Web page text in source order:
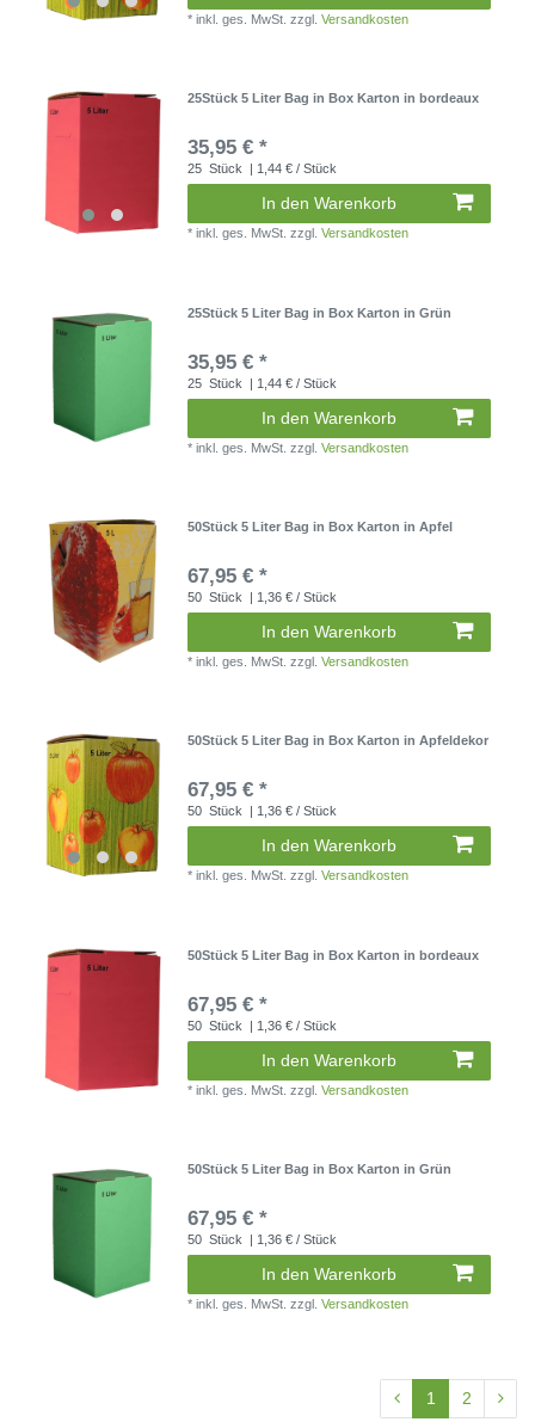
*inkl. ges. MwSt. zzgl.Versandkosten
25Stück 5 Liter Bag in Box Karton in bordeaux
35,95 € *
25 Stück | 1,44 € / Stück
In den Warenkorb
*inkl. ges. MwSt. zzgl.Versandkosten
25Stück 5 Liter Bag in Box Karton in Grün
35,95 € *
25 Stück | 1,44 € / Stück
In den Warenkorb
*inkl. ges. MwSt. zzgl.Versandkosten
50Stück 5 Liter Bag in Box Karton in Apfel
67,95 € *
50 Stück | 1,36 € / Stück
In den Warenkorb
*inkl. ges. MwSt. zzgl.Versandkosten
50Stück 5 Liter Bag in Box Karton in Apfeldekor
67,95 € *
50 Stück | 1,36 € / Stück
In den Warenkorb
*inkl. ges. MwSt. zzgl.Versandkosten
50Stück 5 Liter Bag in Box Karton in bordeaux
67,95 € *
50 Stück | 1,36 € / Stück
In den Warenkorb
*inkl. ges. MwSt. zzgl.Versandkosten
50Stück 5 Liter Bag in Box Karton in Grün
67,95 € *
50 Stück | 1,36 € / Stück
In den Warenkorb
*inkl. ges. MwSt. zzgl.Versandkosten
1 2